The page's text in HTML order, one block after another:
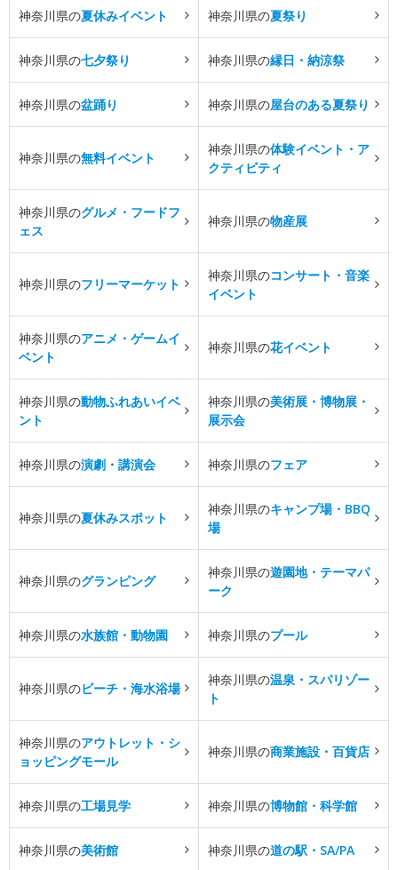
神奈川県の夏休みイベント 神奈川県の夏祭り
神奈川県の七夕祭り 神奈川県の縁日・納涼祭
神奈川県の盆踊り 神奈川県の屋台のある夏祭り
神奈川県の無料イベント
神奈川県の体験イベント・ア
クティビティ
神奈川県のグルメ・フードフ
ェス
神奈川県の物産展
神奈川県のフリーマーケット
神奈川県のコンサート・音楽
イベント
神奈川県のアニメ・ゲームイ
ベント
神奈川県の花イベント
神奈川県の動物ふれあいイベ
ント
神奈川県の美術展・博物展・
展示会
神奈川県の演劇・講演会 神奈川県のフェア
神奈川県の夏休みスポット
神奈川県のキャンプ場・BBQ
場
神奈川県のグランピング
神奈川県の遊園地・テーマパ
ーク
神奈川県の水族館・動物園 神奈川県のプール
神奈川県のビーチ・海水浴場
神奈川県の温泉・スパリゾー
ト
神奈川県のアウトレット・シ
ョッピングモール
神奈川県の商業施設・百貨店
神奈川県の工場見学 神奈川県の博物館・科学館
神奈川県の美術館 神奈川県の道の駅・SA/PA